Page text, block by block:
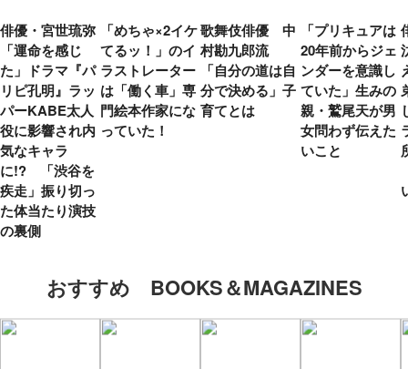
俳優・宮世琉弥
「運命を感じ
た」ドラマ『パ
リピ孔明』ラッ
パーKABE太人
役に影響され内
気なキャラ
に!? 「渋谷を
疾走」振り切っ
た体当たり演技
の裏側
「めちゃ×2イケ
てるッ！」のイ
ラストレーター
は「働く車」専
門絵本作家にな
っていた！
歌舞伎俳優 中
村勘九郎流
「自分の道は自
分で決める」子
育てとは
「プリキュアは
20年前からジェ
ンダーを意識し
ていた」生みの
親・鷲尾天が男
女問わず伝えた
いこと
おすすめ BOOKS＆MAGAZINES